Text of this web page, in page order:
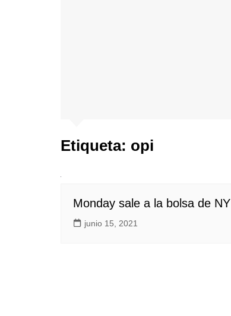
Etiqueta: opi
Monday sale a la bolsa de NY
junio 15, 2021